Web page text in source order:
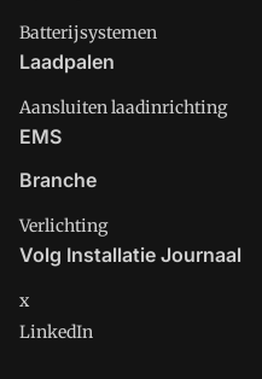
Batterijsystemen
Laadpalen
Aansluiten laadinrichting
EMS
Branche
Verlichting
Volg Installatie Journaal
x
LinkedIn